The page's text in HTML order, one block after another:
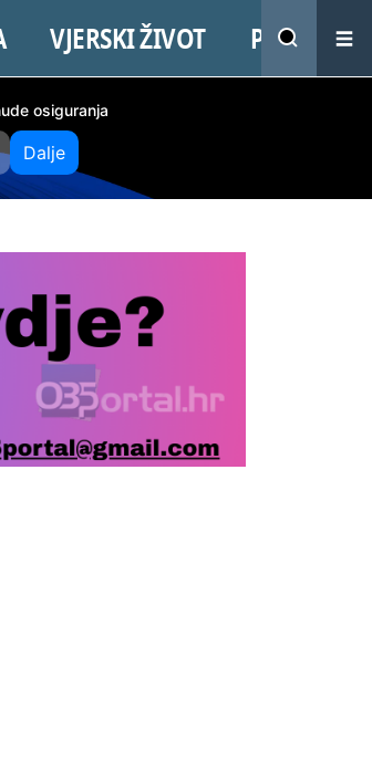
VJERSKI ŽIVOT PROMO
osiguranja
Dalje